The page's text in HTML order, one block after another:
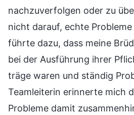
nachzuverfolgen oder zu
nicht darauf, echte Probleme
führte dazu, dass meine
bei der Ausführung ihrer
träge waren und ständig
Teamleiterin erinnerte mich
Probleme damit